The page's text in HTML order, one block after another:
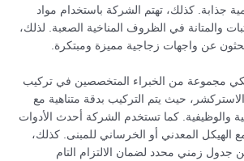
جذابة. كذلك، تهتم الشركة باستخدام مواد
والمتانة في الظروف المناخية الصعبة. لذلك،
عن واجهات زجاجية مميزة ومبتكرة.
مجموعة من الخبراء المتخصصين في تركيب
حيث يتم التركيب بدقة متناهية مع
والوظيفية. كما تستخدم الشركة أحدث الأدوات
الهيكل المعدني أو الخرساني للمبنى. كذلك،
جدول زمني محدد لضمان الالتزام التام